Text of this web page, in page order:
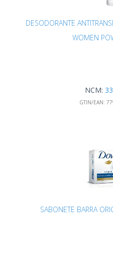
DESODORANTE
WOMEN
NCM:
GTIN/EAN:
SABONETE BARRA